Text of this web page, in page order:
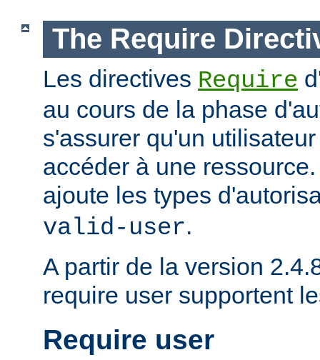
The Require
Les directives Require
au cours de la phase
s'assurer qu'un
accéder à une
ajoute les types
valid-user.
A partir de la version
require user supportent
Require user